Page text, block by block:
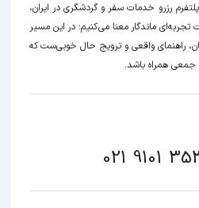
رزرو خدمات سفر و گردشگری در ایران،
ماندگار معنا می‌کنیم؛ در این مسیر‍
راهنمای واقعی و ترویج حال خوبی‌ست که
جمعی همراه باشد.
021 9101